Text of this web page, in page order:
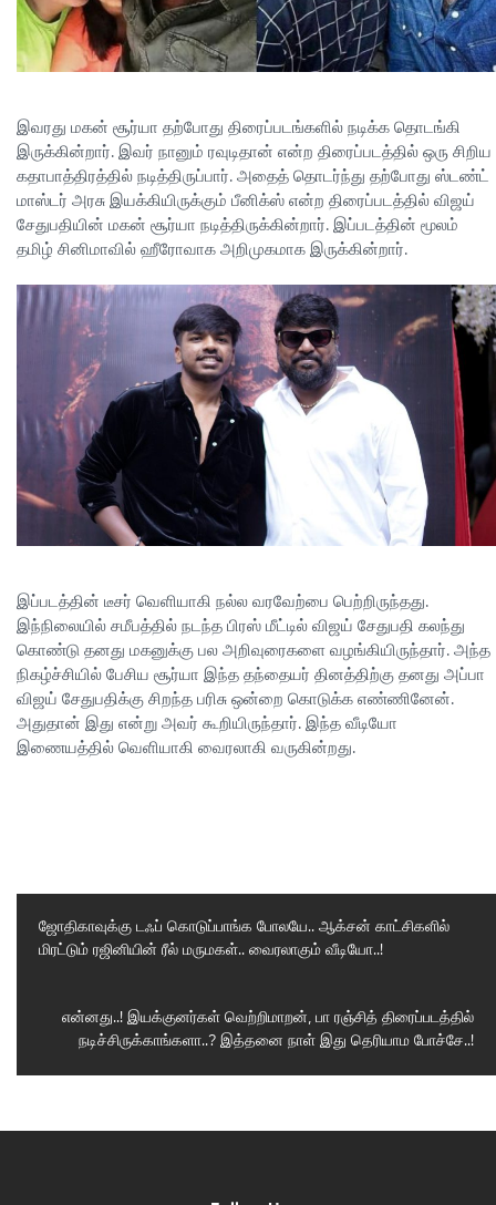
இவரது மகன் சூர்யா தற்போது திரைப்படங்களில் நடிக்க தொடங்கி
இருக்கின்றார். இவர் நானும் ரவுடிதான் என்ற திரைப்படத்தில் ஒரு சிறிய
கதாபாத்திரத்தில் நடித்திருப்பார். அதைத் தொடர்ந்து தற்போது ஸ்டண்ட்
மாஸ்டர் அரசு இயக்கியிருக்கும் பீனிக்ஸ் என்ற திரைப்படத்தில் விஜய்
சேதுபதியின் மகன் சூர்யா நடித்திருக்கின்றார். இப்படத்தின் மூலம்
தமிழ் சினிமாவில் ஹீரோவாக அறிமுகமாக இருக்கின்றார்.
இப்படத்தின் டீசர் வெளியாகி நல்ல வரவேற்பை பெற்றிருந்தது.
இந்நிலையில் சமீபத்தில் நடந்த பிரஸ் மீட்டில் விஜய் சேதுபதி கலந்து
கொண்டு தனது மகனுக்கு பல அறிவுரைகளை வழங்கியிருந்தார். அந்த
நிகழ்ச்சியில் பேசிய சூர்யா இந்த தந்தையர் தினத்திற்கு தனது அப்பா
விஜய் சேதுபதிக்கு சிறந்த பரிசு ஒன்றை கொடுக்க எண்ணினேன்.
அதுதான் இது என்று அவர் கூறியிருந்தார். இந்த வீடியோ
இணையத்தில் வெளியாகி வைரலாகி வருகின்றது.
Previous
ஜோதிகாவுக்கு டஃப் கொடுப்பாங்க போலயே.. ஆக்சன் காட்சிகளில்
மிரட்டும் ரஜினியின் ரீல் மருமகள்.. வைரலாகும் வீடியோ..!
Nextஎன்னது..! இயக்குனர்கள் வெற்றிமாறன், பா ரஞ்சித் திரைப்படத்தில்
நடிச்சிருக்காங்களா..? இத்தனை நாள் இது தெரியாம போச்சே..!